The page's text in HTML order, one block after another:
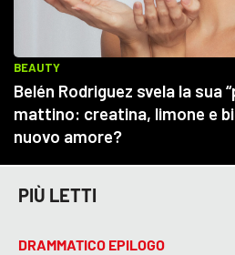
PIÙ LETTI
DRAMMATICO EPILOGO